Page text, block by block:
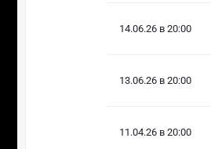
14.06.26 в 20:00
13.06.26 в 20:00
11.04.26 в 20:00